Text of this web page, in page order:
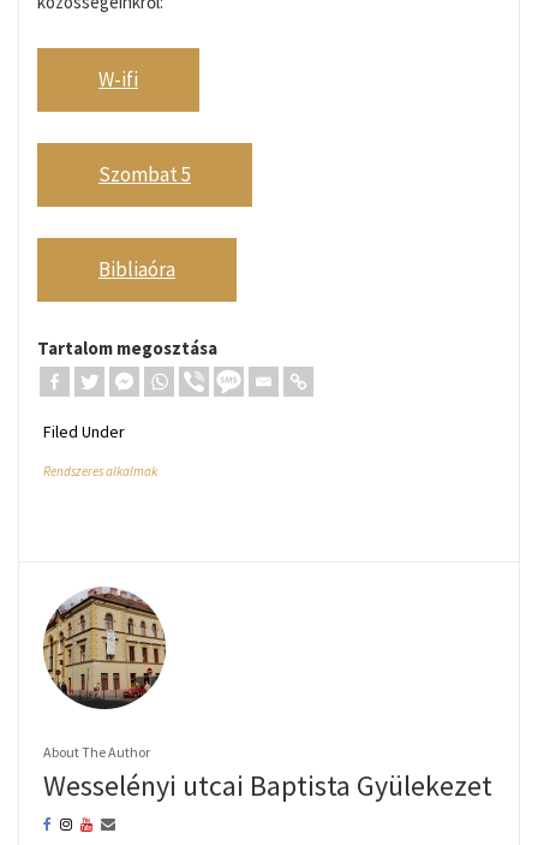
W-ifi
Szombat 5
Bibliaóra
Tartalom megosztása
Filed Under
Rendszeres alkalmak
About The Author
Wesselényi utcai Baptista Gyülekezet